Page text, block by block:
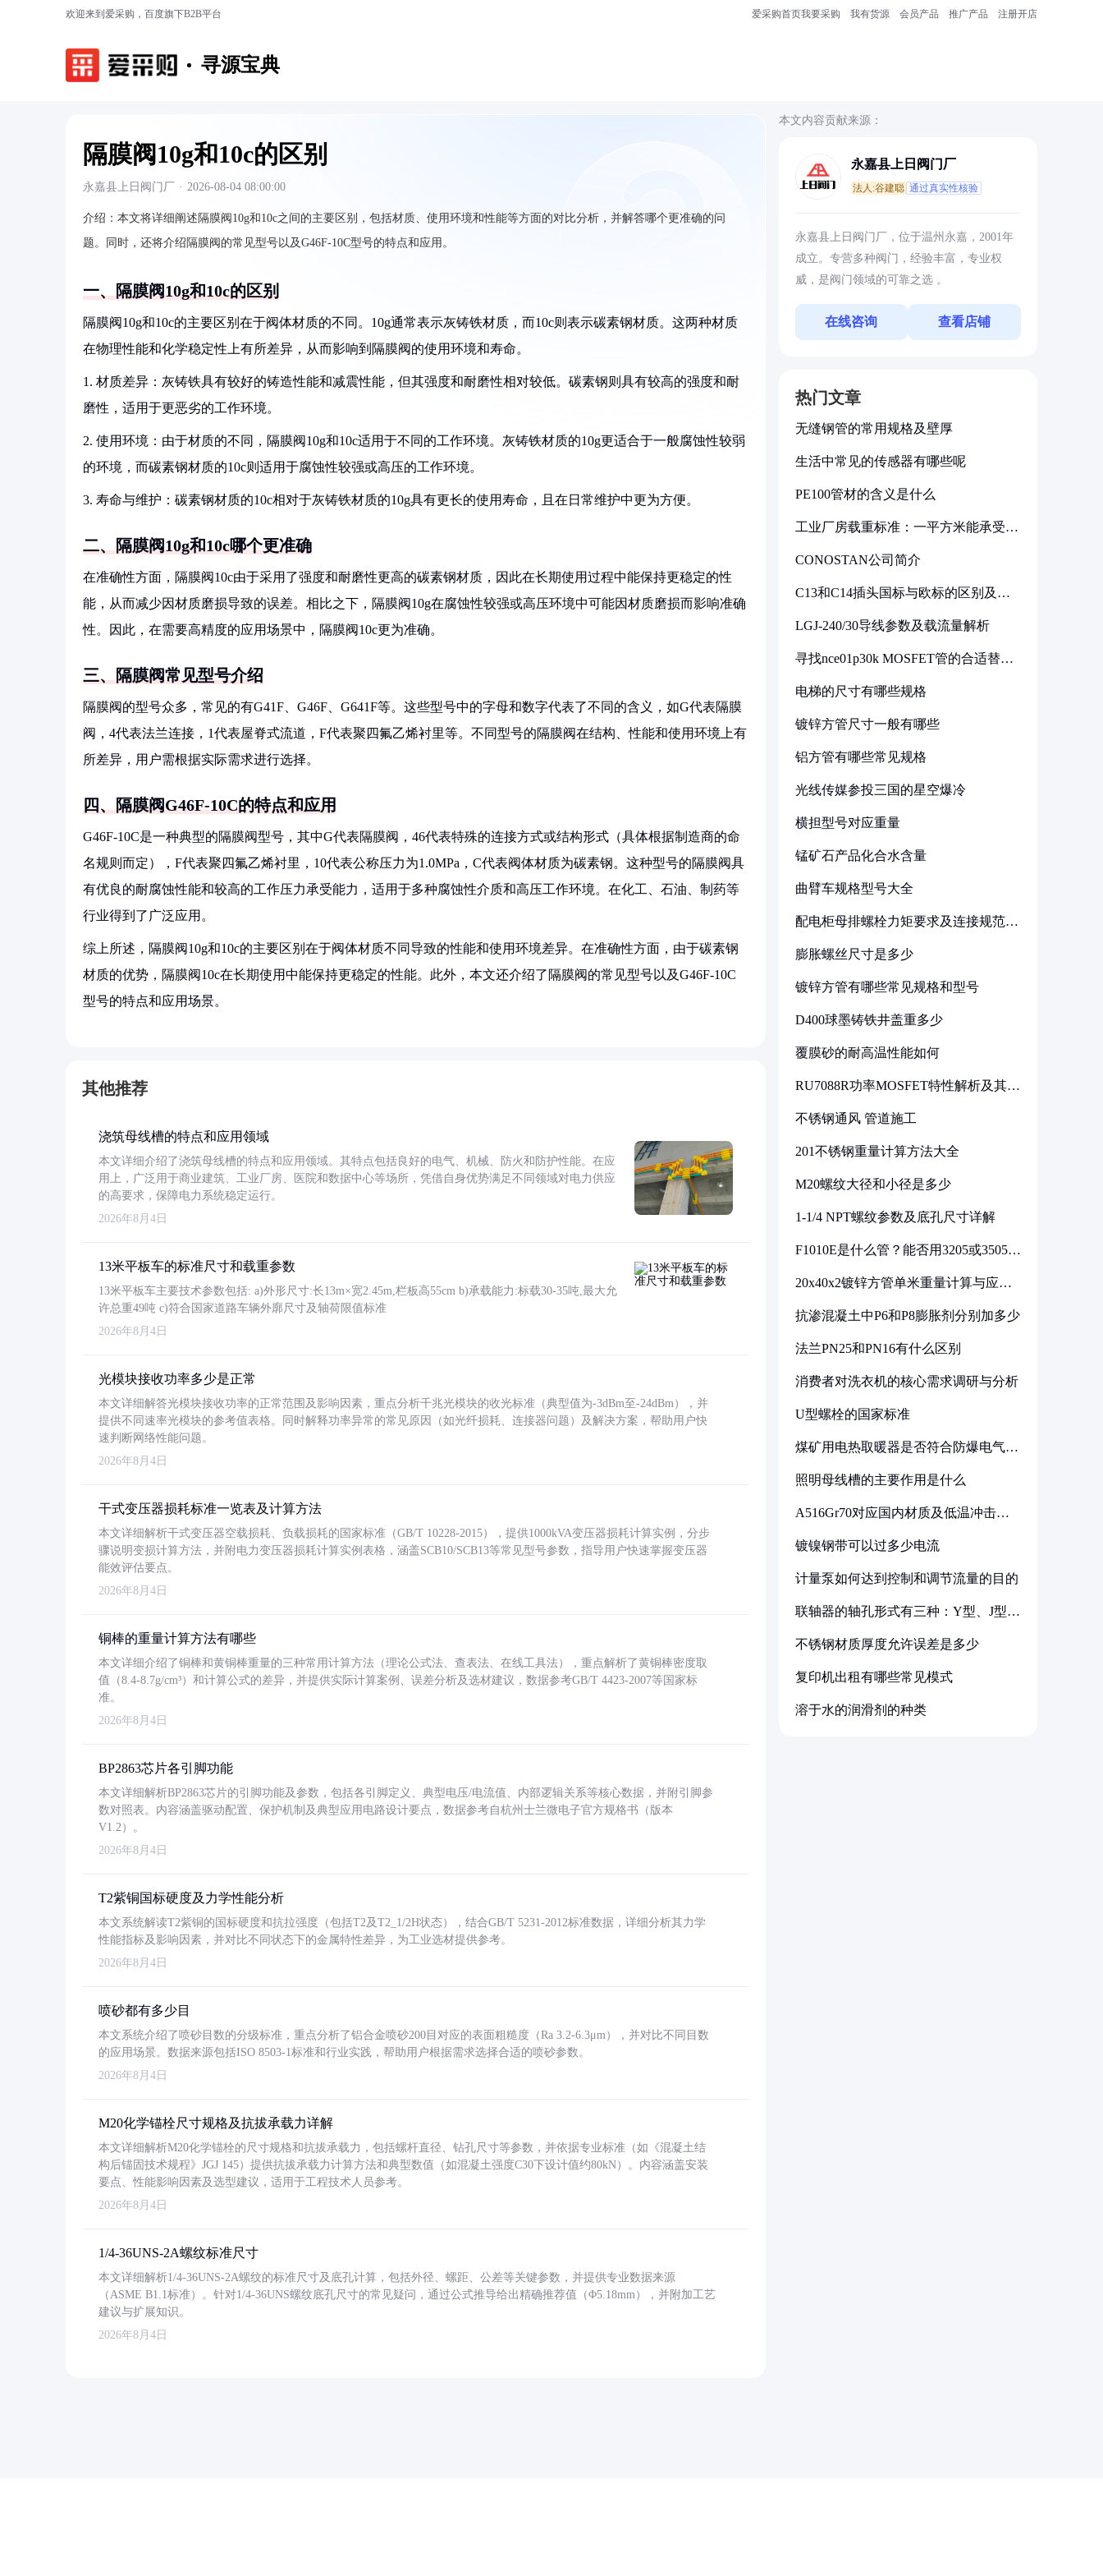
欢迎来到爱采购，百度旗下B2B平台 爱采购首页我要采购 我有货源 会员产品 推广产品 注册开店
寻源宝典
隔膜阀10g和10c的区别
永嘉县上日阀门厂 · 2026-08-04 08:00:00
介绍： 本文将详细阐述隔膜阀10g和10c之间的主要区别，包括材质、使用环境和性能等方面的对比分析，并解答哪个更准确的问
题。同时，还将介绍隔膜阀的常见型号以及G46F-10C型号的特点和应用。
一、隔膜阀10g和10c的区别
隔膜阀10g和10c的主要区别在于阀体材质的不同。10g通常表示灰铸铁材质，而10c则表示碳素钢材质。这两种材质
在物理性能和化学稳定性上有所差异，从而影响到隔膜阀的使用环境和寿命。
1. 材质差异：灰铸铁具有较好的铸造性能和减震性能，但其强度和耐磨性相对较低。碳素钢则具有较高的强度和耐
磨性，适用于更恶劣的工作环境。
2. 使用环境：由于材质的不同，隔膜阀10g和10c适用于不同的工作环境。灰铸铁材质的10g更适合于一般腐蚀性较弱
的环境，而碳素钢材质的10c则适用于腐蚀性较强或高压的工作环境。
3. 寿命与维护：碳素钢材质的10c相对于灰铸铁材质的10g具有更长的使用寿命，且在日常维护中更为方便。
二、隔膜阀10g和10c哪个更准确
在准确性方面，隔膜阀10c由于采用了强度和耐磨性更高的碳素钢材质，因此在长期使用过程中能保持更稳定的性
能，从而减少因材质磨损导致的误差。相比之下，隔膜阀10g在腐蚀性较强或高压环境中可能因材质磨损而影响准确
性。因此，在需要高精度的应用场景中，隔膜阀10c更为准确。
三、隔膜阀常见型号介绍
隔膜阀的型号众多，常见的有G41F、G46F、G641F等。这些型号中的字母和数字代表了不同的含义，如G代表隔膜
阀，4代表法兰连接，1代表屋脊式流道，F代表聚四氟乙烯衬里等。不同型号的隔膜阀在结构、性能和使用环境上有
所差异，用户需根据实际需求进行选择。
四、隔膜阀G46F-10C的特点和应用
G46F-10C是一种典型的隔膜阀型号，其中G代表隔膜阀，46代表特殊的连接方式或结构形式（具体根据制造商的命
名规则而定），F代表聚四氟乙烯衬里，10代表公称压力为1.0MPa，C代表阀体材质为碳素钢。这种型号的隔膜阀具
有优良的耐腐蚀性能和较高的工作压力承受能力，适用于多种腐蚀性介质和高压工作环境。在化工、石油、制药等
行业得到了广泛应用。
综上所述，隔膜阀10g和10c的主要区别在于阀体材质不同导致的性能和使用环境差异。在准确性方面，由于碳素钢
材质的优势，隔膜阀10c在长期使用中能保持更稳定的性能。此外，本文还介绍了隔膜阀的常见型号以及G46F-10C
型号的特点和应用场景。
其他推荐
浇筑母线槽的特点和应用领域
本文详细介绍了浇筑母线槽的特点和应用领域。其特点包括良好的电气、机械、防火和防护性能。在应
用上，广泛用于商业建筑、工业厂房、医院和数据中心等场所，凭借自身优势满足不同领域对电力供应
的高要求，保障电力系统稳定运行。
2026年8月4日
13米平板车的标准尺寸和载重参数
13米平板车主要技术参数包括: a)外形尺寸:长13m×宽2.45m,栏板高55cm b)承载能力:标载30-35吨,最大允
许总重49吨 c)符合国家道路车辆外廓尺寸及轴荷限值标准
2026年8月4日
光模块接收功率多少是正常
本文详细解答光模块接收功率的正常范围及影响因素，重点分析千兆光模块的收光标准（典型值为-3dBm至-24dBm），并
提供不同速率光模块的参考值表格。同时解释功率异常的常见原因（如光纤损耗、连接器问题）及解决方案，帮助用户快
速判断网络性能问题。
2026年8月4日
干式变压器损耗标准一览表及计算方法
本文详细解析干式变压器空载损耗、负载损耗的国家标准（GB/T 10228-2015），提供1000kVA变压器损耗计算实例，分步
骤说明变损计算方法，并附电力变压器损耗计算实例表格，涵盖SCB10/SCB13等常见型号参数，指导用户快速掌握变压器
能效评估要点。
2026年8月4日
铜棒的重量计算方法有哪些
本文详细介绍了铜棒和黄铜棒重量的三种常用计算方法（理论公式法、查表法、在线工具法），重点解析了黄铜棒密度取
值（8.4-8.7g/cm³）和计算公式的差异，并提供实际计算案例、误差分析及选材建议，数据参考GB/T 4423-2007等国家标
准。
2026年8月4日
BP2863芯片各引脚功能
本文详细解析BP2863芯片的引脚功能及参数，包括各引脚定义、典型电压/电流值、内部逻辑关系等核心数据，并附引脚参
数对照表。内容涵盖驱动配置、保护机制及典型应用电路设计要点，数据参考自杭州士兰微电子官方规格书（版本
V1.2）。
2026年8月4日
T2紫铜国标硬度及力学性能分析
本文系统解读T2紫铜的国标硬度和抗拉强度（包括T2及T2_1/2H状态），结合GB/T 5231-2012标准数据，详细分析其力学
性能指标及影响因素，并对比不同状态下的金属特性差异，为工业选材提供参考。
2026年8月4日
喷砂都有多少目
本文系统介绍了喷砂目数的分级标准，重点分析了铝合金喷砂200目对应的表面粗糙度（Ra 3.2-6.3μm），并对比不同目数
的应用场景。数据来源包括ISO 8503-1标准和行业实践，帮助用户根据需求选择合适的喷砂参数。
2026年8月4日
M20化学锚栓尺寸规格及抗拔承载力详解
本文详细解析M20化学锚栓的尺寸规格和抗拔承载力，包括螺杆直径、钻孔尺寸等参数，并依据专业标准（如《混凝土结
构后锚固技术规程》JGJ 145）提供抗拔承载力计算方法和典型数值（如混凝土强度C30下设计值约80kN）。内容涵盖安装
要点、性能影响因素及选型建议，适用于工程技术人员参考。
2026年8月4日
1/4-36UNS-2A螺纹标准尺寸
本文详细解析1/4-36UNS-2A螺纹的标准尺寸及底孔计算，包括外径、螺距、公差等关键参数，并提供专业数据来源
（ASME B1.1标准）。针对1/4-36UNS螺纹底孔尺寸的常见疑问，通过公式推导给出精确推荐值（Φ5.18mm），并附加工艺
建议与扩展知识。
2026年8月4日
本文内容贡献来源：
永嘉县上日阀门厂
法人:谷建聪 通过真实性核验
永嘉县上日阀门厂，位于温州永嘉，2001年
成立。专营多种阀门，经验丰富，专业权
威，是阀门领域的可靠之选 。
在线咨询 查看店铺
热门文章
无缝钢管的常用规格及壁厚
生活中常见的传感器有哪些呢
PE100管材的含义是什么
工业厂房载重标准：一平方米能承受多
CONOSTAN公司简介
C13和C14插头国标与欧标的区别及其
LGJ-240/30导线参数及载流量解析
寻找nce01p30k MOSFET管的合适替代
电梯的尺寸有哪些规格
镀锌方管尺寸一般有哪些
铝方管有哪些常见规格
光线传媒参投三国的星空爆冷
横担型号对应重量
锰矿石产品化合水含量
曲臂车规格型号大全
配电柜母排螺栓力矩要求及连接规范详
膨胀螺丝尺寸是多少
镀锌方管有哪些常见规格和型号
D400球墨铸铁井盖重多少
覆膜砂的耐高温性能如何
RU7088R功率MOSFET特性解析及其在
不锈钢通风 管道施工
201不锈钢重量计算方法大全
M20螺纹大径和小径是多少
1-1/4 NPT螺纹参数及底孔尺寸详解
F1010E是什么管？能否用3205或3505代
20x40x2镀锌方管单米重量计算与应用
抗渗混凝土中P6和P8膨胀剂分别加多少
法兰PN25和PN16有什么区别
消费者对洗衣机的核心需求调研与分析
U型螺栓的国家标准
煤矿用电热取暖器是否符合防爆电气设
照明母线槽的主要作用是什么
A516Gr70对应国内材质及低温冲击要
镀镍钢带可以过多少电流
计量泵如何达到控制和调节流量的目的
联轴器的轴孔形式有三种：Y型、J型、
不锈钢材质厚度允许误差是多少
复印机出租有哪些常见模式
溶于水的润滑剂的种类